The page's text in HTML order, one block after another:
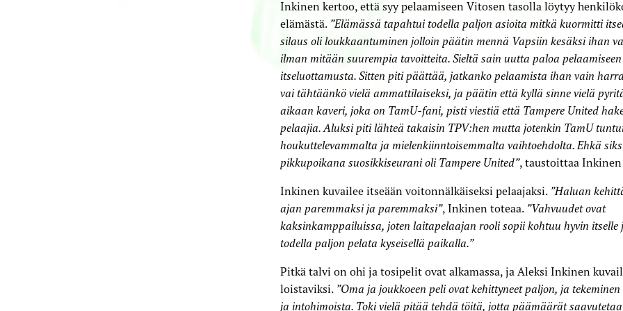
Inkinen kertoo, että syy pelaamiseen Vitosen tasolla löytyy
elämästä. ”Elämässä tapahtui todella paljon asioita mitkä kuormitti
silaus oli loukkaantuminen jolloin päätin mennä Vapsiin kesäksi ihan
ilman mitään suurempia tavoitteita. Sieltä sain uutta paloa pelaamiseen
itseluottamusta. Sitten piti päättää, jatkanko pelaamista ihan vain
vai tähtäänkö vielä ammattilaiseksi, ja päätin että kyllä sinne vielä
aikaan kaveri, joka on TamU-fani, pisti viestiä että Tampere United
pelaajia. Aluksi piti lähteä takaisin TPV:hen mutta jotenkin TamU
houkuttelevammalta ja mielenkiinntoisemmalta vaihtoehdolta. Ehkä
pikkupoikana suosikkiseurani oli Tampere United”, taustoittaa
Inkinen kuvailee itseään voitonnälkäiseksi pelaajaksi. ”Haluan
ajan paremmaksi ja paremmaksi”, Inkinen toteaa. ”Vahvuudet ovat
kaksinkamppailuissa, joten laitapelaajan rooli sopii kohtuu hyvin itselle
todella paljon pelata kyseisellä paikalla.”
Pitkä talvi on ohi ja tosipelit ovat alkamassa, ja Aleksi Inkinen
loistaviksi. ”Oma ja joukkoeen peli ovat kehittyneet paljon, ja
ja intohimoista. Toki vielä pitää tehdä töitä, jotta päämäärät